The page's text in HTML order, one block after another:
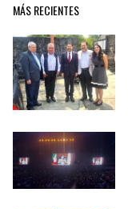
MÁS RECIENTES